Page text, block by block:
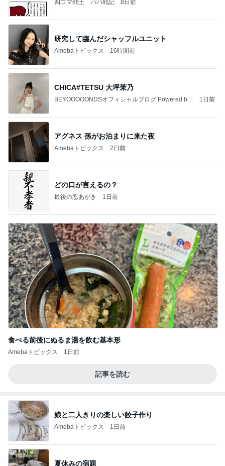
四コマ戦士 パパ戦記 8日前
研究して臨んだシャッフルユニット
Amebaトピックス 16時間前
CHICA#TETSU 大坪茉乃
BEYOOOOONDSオフィシャルブログ Powered by
1日前
アグネス 孫がお泊まりに来た夜
Amebaトピックス 2日前
どの口が言えるの？
最後の悪あがき 1日前
食べる前後にぬるま湯を飲む基本形
Amebaトピックス 1日前
記事を読む
娘と二人きりの楽しい餃子作り
Amebaトピックス 1日前
夏休みの宿題